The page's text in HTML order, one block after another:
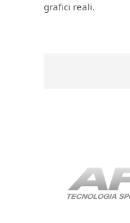
grafici reali.